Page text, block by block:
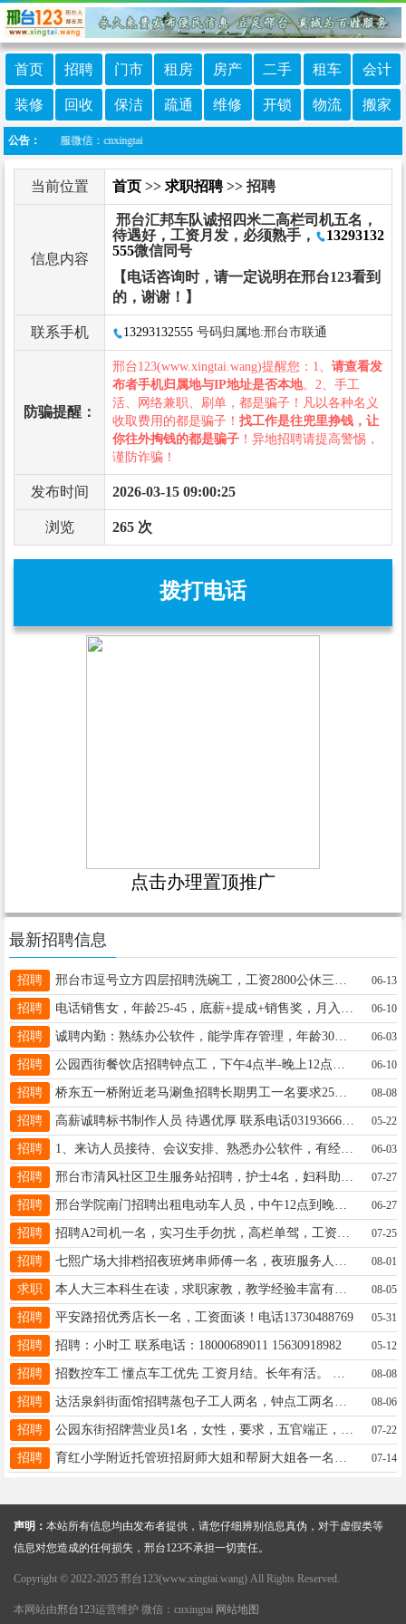
首页 招聘 门市 租房 房产 二手 租车 会计
装修 回收 保洁 疏通 维修 开锁 物流 搬家
公告：
台123客服微信：cnxingtai
当前位置 首页 >> 求职招聘>> 招聘
信息内容
邢台汇邦车队诚招四米二高栏司机五名，
待遇好，工资月发，必须熟手，
13293132
555微信同号
【电话咨询时，请一定说明在邢台123看到
的，谢谢！】
联系手机 13293132555 号码归属地:邢台市联通
防骗提醒：
邢台123(www.xingtai.wang)提醒您：1、 请查看发
布者手机归属地与IP地址是否本地。2、手工
活、网络兼职、刷单，都是骗子！凡以各种名义
收取费用的都是骗子！ 找工作是往兜里挣钱，让
你往外掏钱的都是骗子 ！异地招聘请提高警惕，
谨防诈骗！
发布时间 2026-03-15 09:00:25
浏览 265 次
拨打电话
点击办理置顶推广
最新招聘信息
招聘 06-13
招聘 06-10
招聘 诚聘内勤：熟练办公软件，能学库存管理，年龄30岁以内男女不限，缴三险，工资面议，电话：15503198895 06-03
招聘 06-10
招聘 桥东五一桥附近老马涮鱼招聘长期男工一名要求25岁以上45岁以下能吃苦耐劳工资3000-5000电话15227696876 08-08
招聘 高薪诚聘标书制作人员 待遇优厚 联系电话03193666883 13131969762 05-22
招聘 1、来访人员接待、会议安排、熟悉办公软件，有经验，3.5K 赵17633191818 18132198828 06-03
招聘 07-27
招聘 邢台学院南门招聘出租电动车人员，中午12点到晚上10点10分，130元简单记账 摆放车子 男性13323197319 06-27
招聘 07-25
招聘 08-01
求职 本人大三本科生在读，求职家教，教学经验丰富有三年教学经历，有耐心，可辅导初高中各学科，有意可联系15832927240 08-05
招聘 平安路招优秀店长一名，工资面谈！电话13730488769 05-31
招聘 招聘：小时工 联系电话：18000689011 15630918982 05-12
招聘 08-08
招聘 08-06
招聘 07-22
招聘 07-14
声明： 本站所有信息均由发布者提供，请您仔细辨别信息真伪，对于虚假类等
信息对您造成的任何损失，邢台123不承担一切责任。
Copyright © 2022-2025 邢台123(www.xingtai.wang) All Rights Reserved.
本网站由邢台123运营维护 微信：cnxingtai 网站地图